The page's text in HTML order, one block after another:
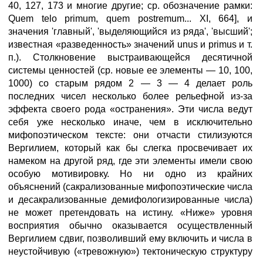
40, 127, 173 и многие другие; ср. обозначение рамки:
Quem telo primum, quem postremum... XI, 664], и
значения 'главный', 'выделяющийся из ряда', 'высший';
известная «разведенность» значений unus и primus и т.
п.). Столкновение выстраивающейся десятичной
системы ценностей (ср. новые ее элементы — 10, 100,
1000) со старым рядом 2 — 3 — 4 делает роль
последних чисел несколько более рельефной из-за
эффекта своего рода «остранения». Эти числа ведут
себя уже несколько иначе, чем в исключительно
мифопоэтическом тексте: они отчасти стилизуются
Вергилием, который как бы слегка просвечивает их
намеком на другой ряд, где эти элементы имели свою
особую мотивировку. Но ни одно из крайних
объяснений (сакрализованные мифопоэтические числа
и десакрализованные демифологизированные числа)
не может претендовать на истину. «Ниже» уровня
восприятия обычно оказывается осуществленный
Вергилием сдвиг, позволивший ему включить и числа в
неустойчивую («тревожную») тектоническую структуру